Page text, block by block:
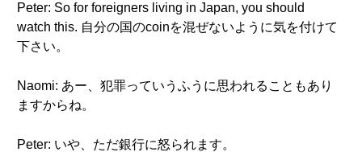
Peter: So for foreigners living in Japan, you should
watch this. 自分の国のcoinを混ぜないように気を付けて
下さい。
Naomi: あー、犯罪っていうふうに思われることもあり
ますからね。
Peter: いや、ただ銀行に怒られます。